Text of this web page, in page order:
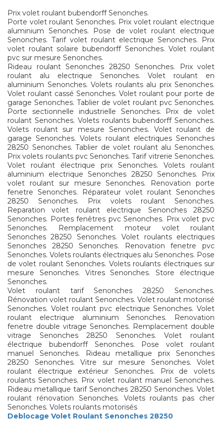
Prix volet roulant bubendorff Senonches.
Porte volet roulant Senonches. Prix volet roulant electrique
aluminium Senonches. Pose de volet roulant electrique
Senonches. Tarif volet roulant electrique Senonches. Prix
volet roulant solaire bubendorff Senonches. Volet roulant
pvc sur mesure Senonches.
Rideau roulant Senonches 28250 Senonches. Prix volet
roulant alu electrique Senonches. Volet roulant en
aluminium Senonches. Volets roulants alu prix Senonches.
Volet roulant cassé Senonches. Volet roulant pour porte de
garage Senonches. Tablier de volet roulant pvc Senonches.
Porte sectionnelle industrielle Senonches. Prix de volet
roulant Senonches. Volets roulants bubendorff Senonches.
Volets roulant sur mesure Senonches. Volet roulant de
garage Senonches. Volets roulant electriques Senonches
28250 Senonches. Tablier de volet roulant alu Senonches.
Prix volets roulants pvc Senonches. Tarif vitrerie Senonches.
Volet roulant électrique prix Senonches. Volets roulant
aluminium electrique Senonches 28250 Senonches. Prix
volet roulant sur mesure Senonches. Renovation porte
fenetre Senonches. Réparateur volet roulant Senonches
28250 Senonches. Prix volets roulant Senonches.
Reparation volet roulant electrique Senonches 28250
Senonches. Portes fenêtres pvc Senonches. Prix volet pvc
Senonches. Remplacement moteur volet roulant
Senonches 28250 Senonches. Volet roulants electriques
Senonches 28250 Senonches. Renovation fenetre pvc
Senonches. Volets roulants électriques alu Senonches. Pose
de volet roulant Senonches. Volets roulants électriques sur
mesure Senonches. Vitres Senonches. Store électrique
Senonches.
Volet roulant tarif Senonches 28250 Senonches.
Rénovation volet roulant Senonches. Volet roulant motorisé
Senonches. Volet roulant pvc electrique Senonches. Volet
roulant electrique aluminium Senonches. Renovation
fenetre double vitrage Senonches. Remplacement double
vitrage Senonches 28250 Senonches. Volet roulant
électrique bubendorff Senonches. Pose volet roulant
manuel Senonches. Rideau metallique prix Senonches
28250 Senonches. Vitre sur mesure Senonches. Volet
roulant électrique extérieur Senonches. Prix de volets
roulants Senonches. Prix volet roulant manuel Senonches.
Rideau metallique tarif Senonches 28250 Senonches. Volet
roulant rénovation Senonches. Volets roulants pas cher
Senonches. Volets roulants motorisés
Deblocage Volet Roulant Senonches 28250